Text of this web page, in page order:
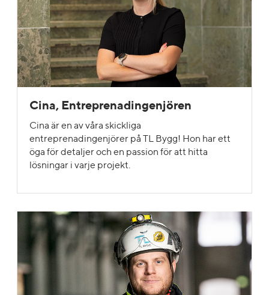
Cina, Entreprenadingenjören
Cina är en av våra skickliga
entreprenadingenjörer på TL Bygg! Hon har ett
öga för detaljer och en passion för att hitta
lösningar i varje projekt.